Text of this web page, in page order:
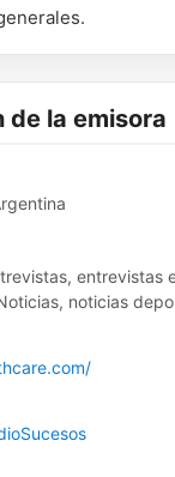
de la emisora
entrevistas
noticias